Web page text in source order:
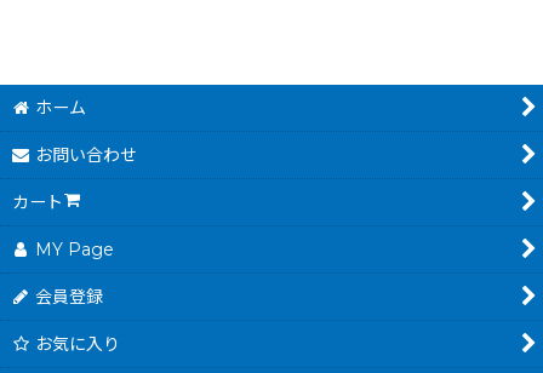
ホーム
お問い合わせ
カート
MY Page
会員登録
お気に入り